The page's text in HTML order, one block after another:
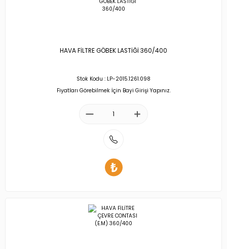
HAVA FİLTRE GÖBEK LASTİĞİ 360/400
Stok Kodu : LP-2015.1261.098
Fiyatları Görebilmek İçin Bayi Girişi Yapınız.